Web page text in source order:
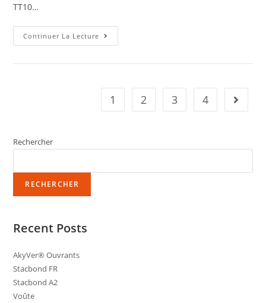
TT10…
Continuer La Lecture
1 2 3 4
Rechercher
RECHERCHER
Recent Posts
AkyVer® Ouvrants
Stacbond FR
Stacbond A2
Voûte